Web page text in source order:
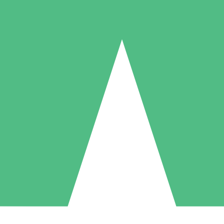
Individuelle Credit-Pakete
nach Bedarf mit Download-Credits. Keine monatliche Verpflichtung